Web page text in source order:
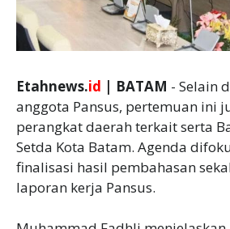
Etahnews.id | BATAM - Selain
anggota Pansus, pertemuan ini
perangkat daerah terkait serta
Setda Kota Batam. Agenda
finalisasi hasil pembahasan
laporan kerja Pansus.